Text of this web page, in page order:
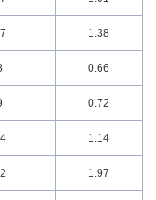
1.38
0.66
0.72
1.14
1.97